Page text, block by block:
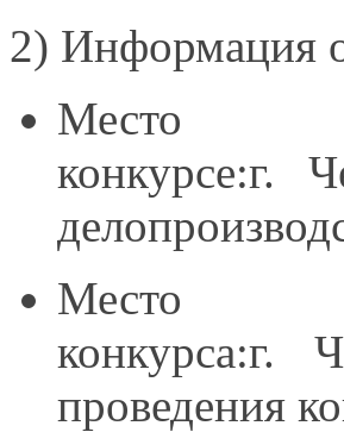
2) Информация
Место
конкурсе:г.
конкурса:г.
проведения